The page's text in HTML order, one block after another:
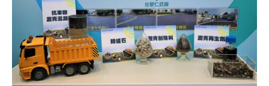
須購買碳權，或者繳交足夠碳費，才能將製造的產品進口
歐盟，將對台灣的中小企業造成不小影響。今周刊近期與
全國中小企業總會、中華開發金控合作，調查台灣中小企
業減碳相關議題，共發出超過萬份問卷，最後收集到276
份有效樣本，昨（16日）召開記者會發布